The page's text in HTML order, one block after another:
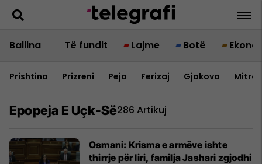
Ballina Të fundit Lajme Botë
Prishtina Prizreni Peja Ferizaj Gjakova
Epopeja E Uçk-Së286 Artikuj
Osmani: Krisma e armëve ishte
thirrje për liri, familja Jashari zgjodhi